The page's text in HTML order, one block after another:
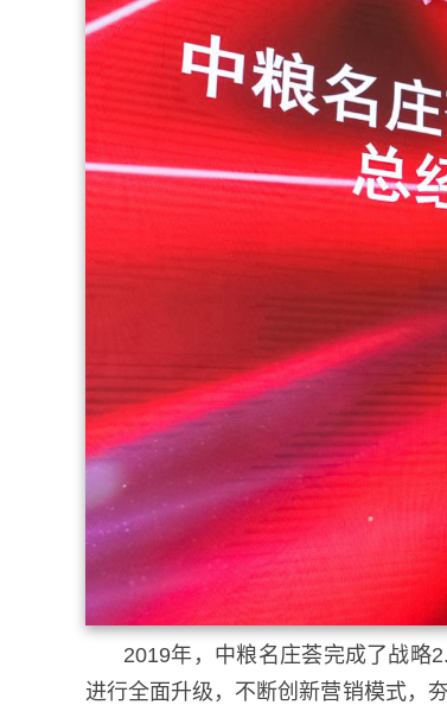
2019年，中粮名庄荟完成了战略
进行全面升级，不断创新营销模式，